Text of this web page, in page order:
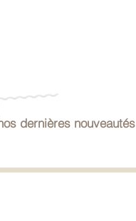
dernières nouveautés